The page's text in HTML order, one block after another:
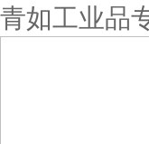
青如工业品